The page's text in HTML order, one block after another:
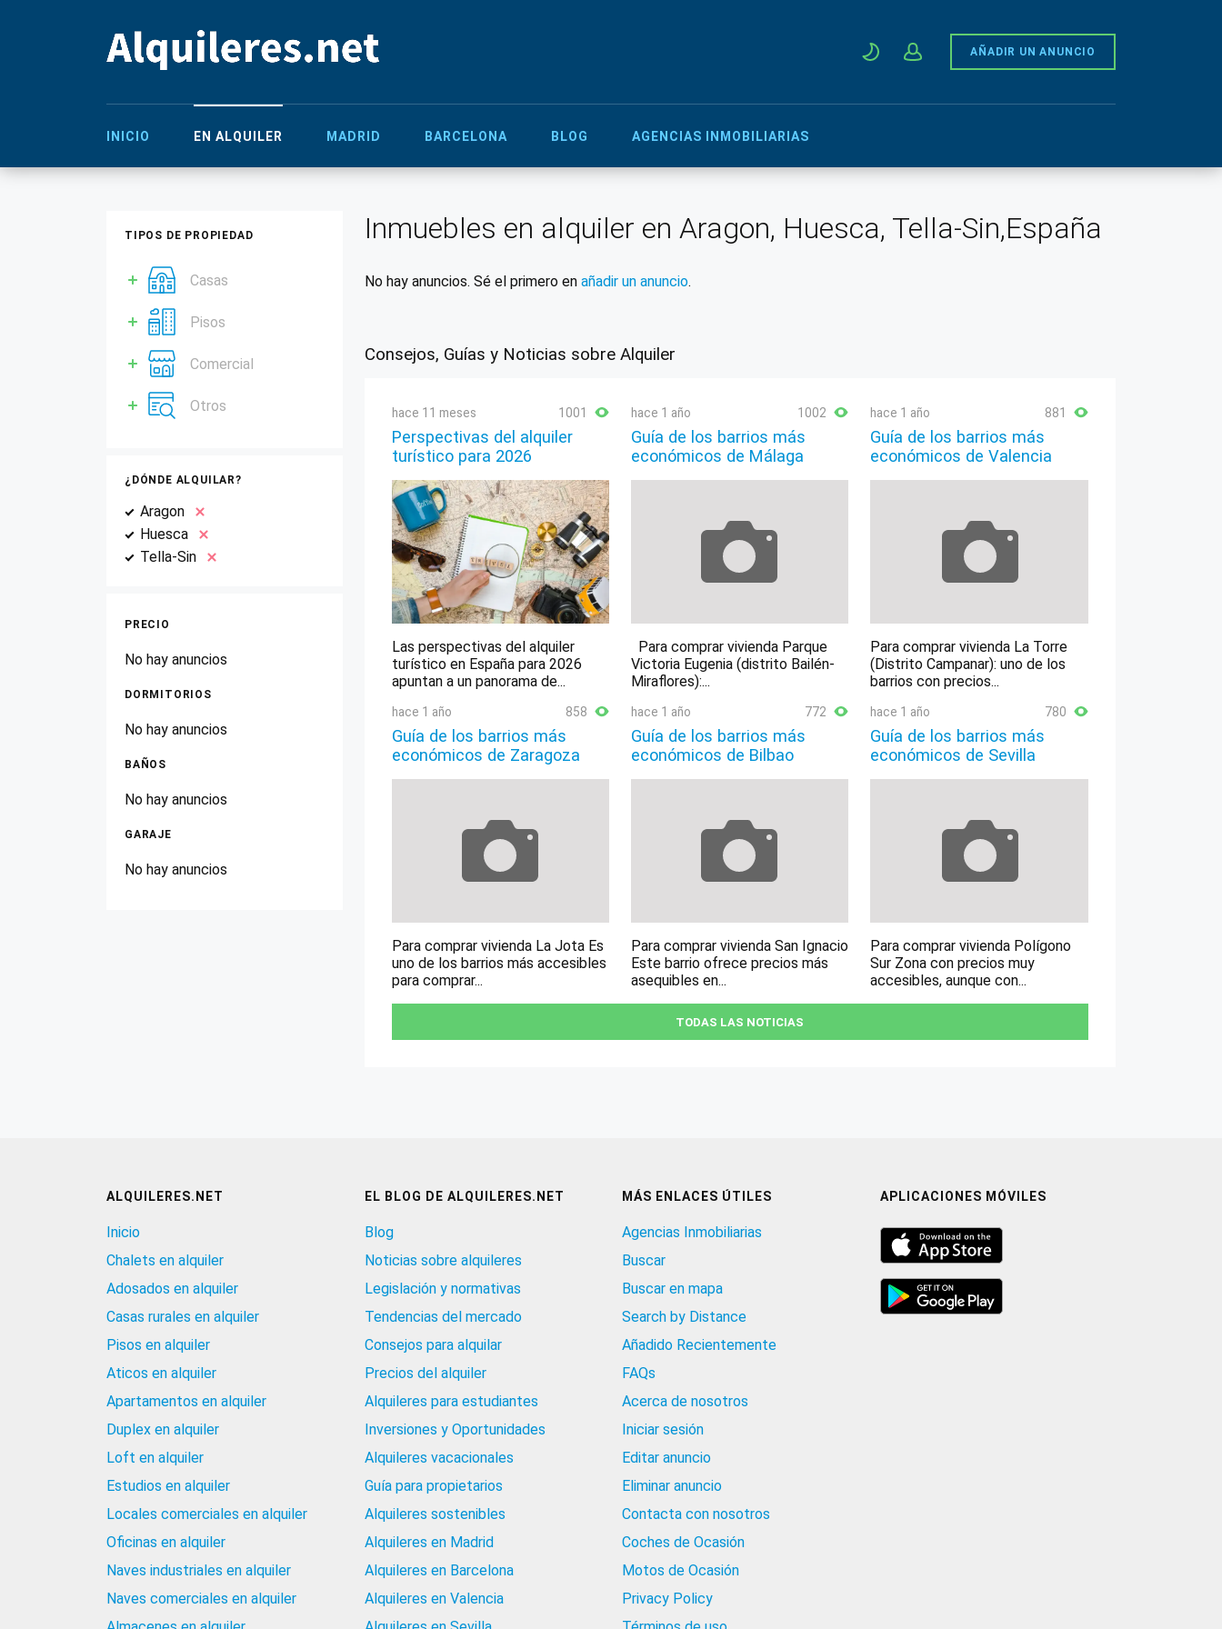
AÑADIR UN ANUNCIO
INICIO EN ALQUILER MADRID BARCELONA BLOG AGENCIAS INMOBILIARIAS
TIPOS DE PROPIEDAD
Casas
Pisos
Comercial
Otros
¿DÓNDE ALQUILAR?
Aragon
Huesca
Tella-Sin
PRECIO
No hay anuncios
DORMITORIOS
No hay anuncios
BAÑOS
No hay anuncios
GARAJE
No hay anuncios
Inmuebles en alquiler en Aragon, Huesca, Tella-Sin,España
No hay anuncios. Sé el primero en añadir un anuncio.
Consejos, Guías y Noticias sobre Alquiler
hace 11 meses 1001
Perspectivas del alquiler
turístico para 2026
Las perspectivas del alquiler
turístico en España para 2026
apuntan a un panorama de...
hace 1 año 1002
Guía de los barrios más
económicos de Málaga
Para comprar vivienda Parque
Victoria Eugenia (distrito Bailén-
Miraflores):...
hace 1 año 881
Guía de los barrios más
económicos de Valencia
Para comprar vivienda La Torre
(Distrito Campanar): uno de los
barrios con precios...
hace 1 año 858
Guía de los barrios más
económicos de Zaragoza
Para comprar vivienda La Jota Es
uno de los barrios más accesibles
para comprar...
hace 1 año 772
Guía de los barrios más
económicos de Bilbao
Para comprar vivienda San Ignacio
Este barrio ofrece precios más
asequibles en...
hace 1 año 780
Guía de los barrios más
económicos de Sevilla
Para comprar vivienda Polígono
Sur Zona con precios muy
accesibles, aunque con...
TODAS LAS NOTICIAS
ALQUILERES.NET
Inicio
Chalets en alquiler
Adosados en alquiler
Casas rurales en alquiler
Pisos en alquiler
Aticos en alquiler
Apartamentos en alquiler
Duplex en alquiler
Loft en alquiler
Estudios en alquiler
Locales comerciales en alquiler
Oficinas en alquiler
Naves industriales en alquiler
Naves comerciales en alquiler
EL BLOG DE ALQUILERES.NET
Blog
Noticias sobre alquileres
Legislación y normativas
Tendencias del mercado
Consejos para alquilar
Precios del alquiler
Alquileres para estudiantes
Inversiones y Oportunidades
Alquileres vacacionales
Guía para propietarios
Alquileres sostenibles
Alquileres en Madrid
Alquileres en Barcelona
Alquileres en Valencia
MÁS ENLACES ÚTILES
Agencias Inmobiliarias
Buscar
Buscar en mapa
Search by Distance
Añadido Recientemente
FAQs
Acerca de nosotros
Iniciar sesión
Editar anuncio
Eliminar anuncio
Contacta con nosotros
Coches de Ocasión
Motos de Ocasión
Privacy Policy
APLICACIONES MÓVILES